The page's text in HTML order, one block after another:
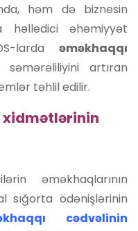
həm də biznesin
həlledici əhəmiyyət
larda əməkhaqqı
artıran
təhlil edilir.
xidmətlərinin
əməkhaqlarının
sığorta ödənişlərinin
cədvəlinin